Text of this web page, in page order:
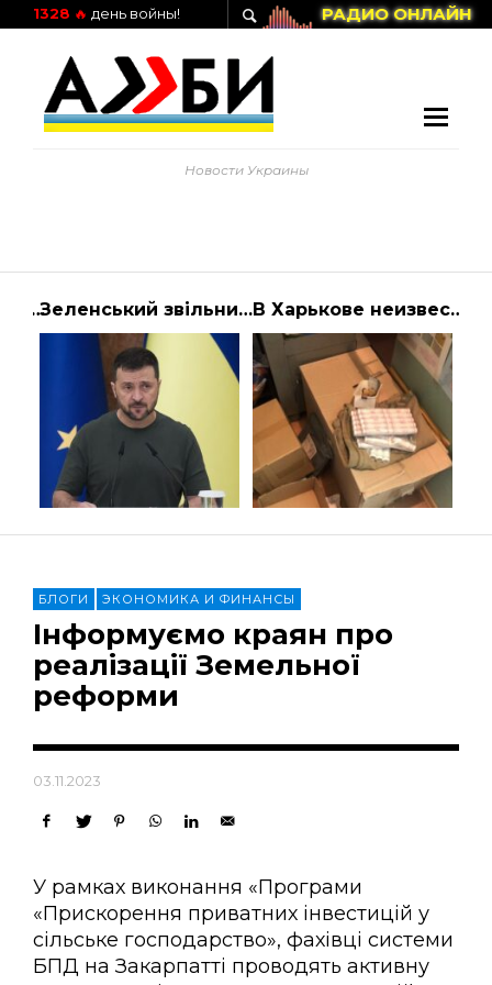
РАДИО ОНЛАЙН
1328 🔥 день войны!
Новости Украины
що ви можете зробити — астрологія Зеленський звільнив голову Нікопольського РВА Євтушенка В Харькове неизвестный ограбил отделение Укрпочты, угрожая работникам палкой | Алиби
БЛОГИ ЭКОНОМИКА И ФИНАНСЫ
Інформуємо краян про
реалізації Земельної
реформи
03.11.2023
У рамках виконання «Програми
«Прискорення приватних інвестицій у
сільське господарство», фахівці системи
БПД на Закарпатті проводять активну